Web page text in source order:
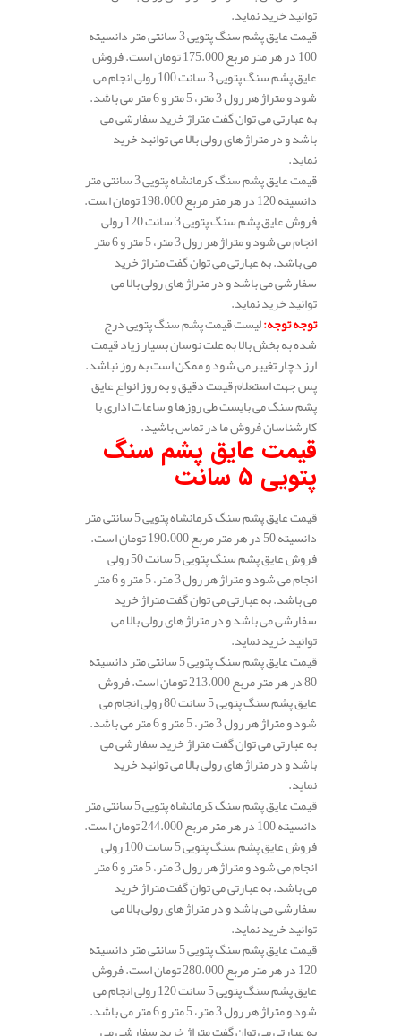
توانید خرید نماید.
قیمت عایق پشم سنگ پتویی 3 سانتی متر دانسیته
100 در هر متر مربع 175.000 تومان است. فروش
عایق پشم سنگ پتویی 3 سانت 100 رولی انجام می
شود و متراژ هر رول 3 متر، 5 متر و 6 متر می باشد.
به عبارتی می توان گفت متراژ خرید سفارشی می
باشد و در متراژ های رولی بالا می توانید خرید
نماید.
قیمت عایق پشم سنگ کرمانشاه پتویی 3 سانتی متر
دانسیته 120 در هر متر مربع 198.000 تومان است.
فروش عایق پشم سنگ پتویی 3 سانت 120 رولی
انجام می شود و متراژ هر رول 3 متر، 5 متر و 6 متر
می باشد. به عبارتی می توان گفت متراژ خرید
سفارشی می باشد و در متراژ های رولی بالا می
توانید خرید نماید.
توجه توجه:لیست قیمت پشم سنگ پتویی درج
شده به بخش بالا به علت نوسان بسیار زیاد قیمت
ارز دچار تغییر می شود و ممکن است به روز نباشد.
پس جهت استعلام قیمت دقیق و به روز انواع عایق
پشم سنگ می بایست طی روزها و ساعات اداری با
کارشناسان فروش ما در تماس باشید.
قیمت عایق پشم سنگ
پتویی 5 سانت
قیمت عایق پشم سنگ کرمانشاه پتویی 5 سانتی متر
دانسیته 50 در هر متر مربع 190.000 تومان است.
فروش عایق پشم سنگ پتویی 5 سانت 50 رولی
انجام می شود و متراژ هر رول 3 متر، 5 متر و 6 متر
می باشد. به عبارتی می توان گفت متراژ خرید
سفارشی می باشد و در متراژ های رولی بالا می
توانید خرید نماید.
قیمت عایق پشم سنگ پتویی 5 سانتی متر دانسیته
80 در هر متر مربع 213.000 تومان است. فروش
عایق پشم سنگ پتویی 5 سانت 80 رولی انجام می
شود و متراژ هر رول 3 متر، 5 متر و 6 متر می باشد.
به عبارتی می توان گفت متراژ خرید سفارشی می
باشد و در متراژ های رولی بالا می توانید خرید
نماید.
قیمت عایق پشم سنگ کرمانشاه پتویی 5 سانتی متر
دانسیته 100 در هر متر مربع 244.000 تومان است.
فروش عایق پشم سنگ پتویی 5 سانت 100 رولی
انجام می شود و متراژ هر رول 3 متر، 5 متر و 6 متر
می باشد. به عبارتی می توان گفت متراژ خرید
سفارشی می باشد و در متراژ های رولی بالا می
توانید خرید نماید.
قیمت عایق پشم سنگ پتویی 5 سانتی متر دانسیته
120 در هر متر مربع 280.000 تومان است. فروش
عایق پشم سنگ پتویی 5 سانت 120 رولی انجام می
شود و متراژ هر رول 3 متر، 5 متر و 6 متر می باشد.